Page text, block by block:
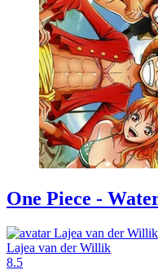
One Piece -
Lajea van der Willik
8.5